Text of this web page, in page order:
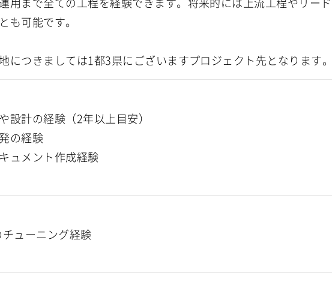
も可能です。
につきましては1都3県にございますプロジェクト先となります。
設計の経験（2年以上目安）
の経験
ュメント作成経験
チューニング経験